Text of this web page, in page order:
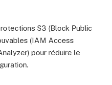
S3 (Block Public
(IAM Access
pour réduire le